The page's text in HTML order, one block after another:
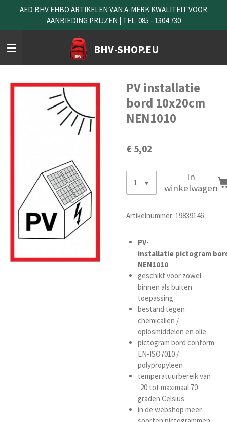
naar
de
hoofdinhoud
BHV-SHOP.EU
AED BHV EHBO ARTIKELEN VAN A-MERK KWALITEIT VOOR
AANBIEDING PRIJZEN | TEL. 085 - 1304 730
PV installatie
bord 10x20cm
NEN1010
€ 5,02
In
winkelwagen
Artikelnummer: 19839146
PV-
installatie pictogram
NEN1010
geschikt voor zowel
binnen als buiten
toepassing
bestand tegen
chemicaliën /
oplosmiddelen en olie
pictogram bord conform
EN-ISO7010 /
polypropyleen
temperatuurbereik van
-20 tot maximaal 70
graden Celsius
in de webshop meer